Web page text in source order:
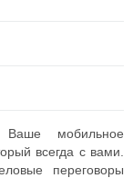
Ваше мобильное
всегда с вами.
переговоры